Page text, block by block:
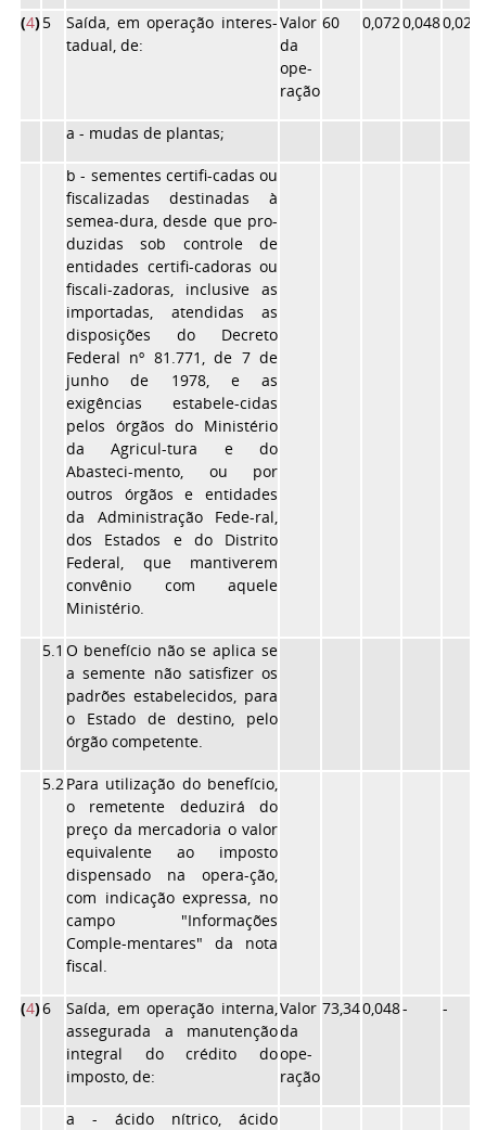
(4)5
Saída, em operação interes-
tadual, de:
Valor
da
ope-
ração
60 0,0720,0480,028
a - mudas de plantas;
b - sementes certifi-cadas ou
fiscalizadas destinadas à
semea-dura, desde que pro-
duzidas sob controle de
entidades certifi-cadoras ou
fiscali-zadoras, inclusive as
importadas, atendidas as
disposições do Decreto
Federal nº 81.771, de 7 de
junho de 1978, e as
exigências estabele-cidas
pelos órgãos do Ministério
da Agricul-tura e do
Abasteci-mento, ou por
outros órgãos e entidades
da Administração Fede-ral,
dos Estados e do Distrito
Federal, que mantiverem
convênio com aquele
Ministério.
5.1 O benefício não se aplica se
a semente não satisfizer os
padrões estabelecidos, para
o Estado de destino, pelo
órgão competente.
5.2Para utilização do benefício,
o remetente deduzirá do
preço da mercadoria o valor
equivalente ao imposto
dispensado na opera-ção,
com indicação expressa, no
campo "Informações
Comple-mentares" da nota
fiscal.
(4)6
Saída, em operação interna,
assegurada a manutenção
integral do crédito do
imposto, de:
Valor
da
ope-
ração
73,340,048- -
a - ácido nítrico, ácido